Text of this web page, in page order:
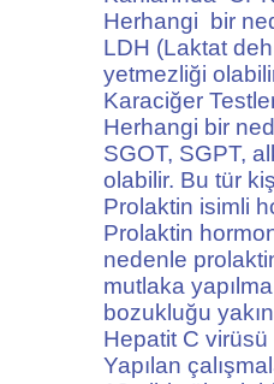
Herhangi bir
LDH (Laktat
yetmezliği
Karaciğer
Herhangi bir
SGOT, SGPT,
olabilir. Bu tür
Prolaktin isimli
Prolaktin
nedenle
mutlaka
bozukluğu
Hepatit C virüsü
Yapılan